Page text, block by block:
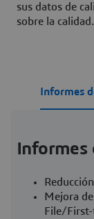
sus datos de
sobre la calidad.
Informes
Informes
Mejora
File/